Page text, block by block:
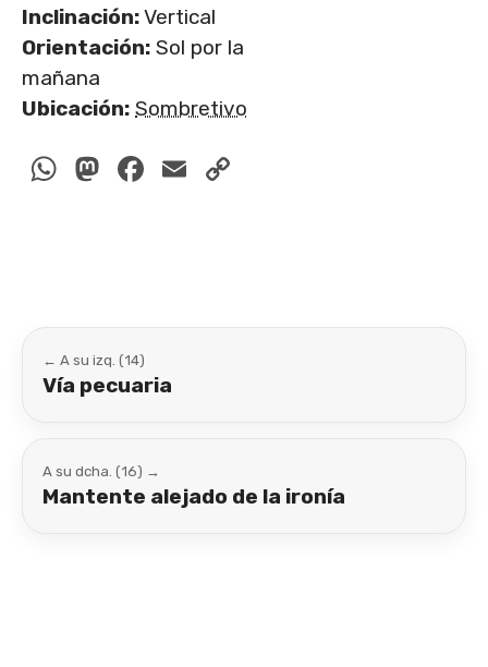
Inclinación:Vertical
Orientación: Sol por la
mañana
Ubicación: Sombretivo
WhatsApp
Mastodon
Facebook
Email
← A su izq. (14)
Vía pecuaria
A su dcha. (16) →
Mantente alejado de la ironía